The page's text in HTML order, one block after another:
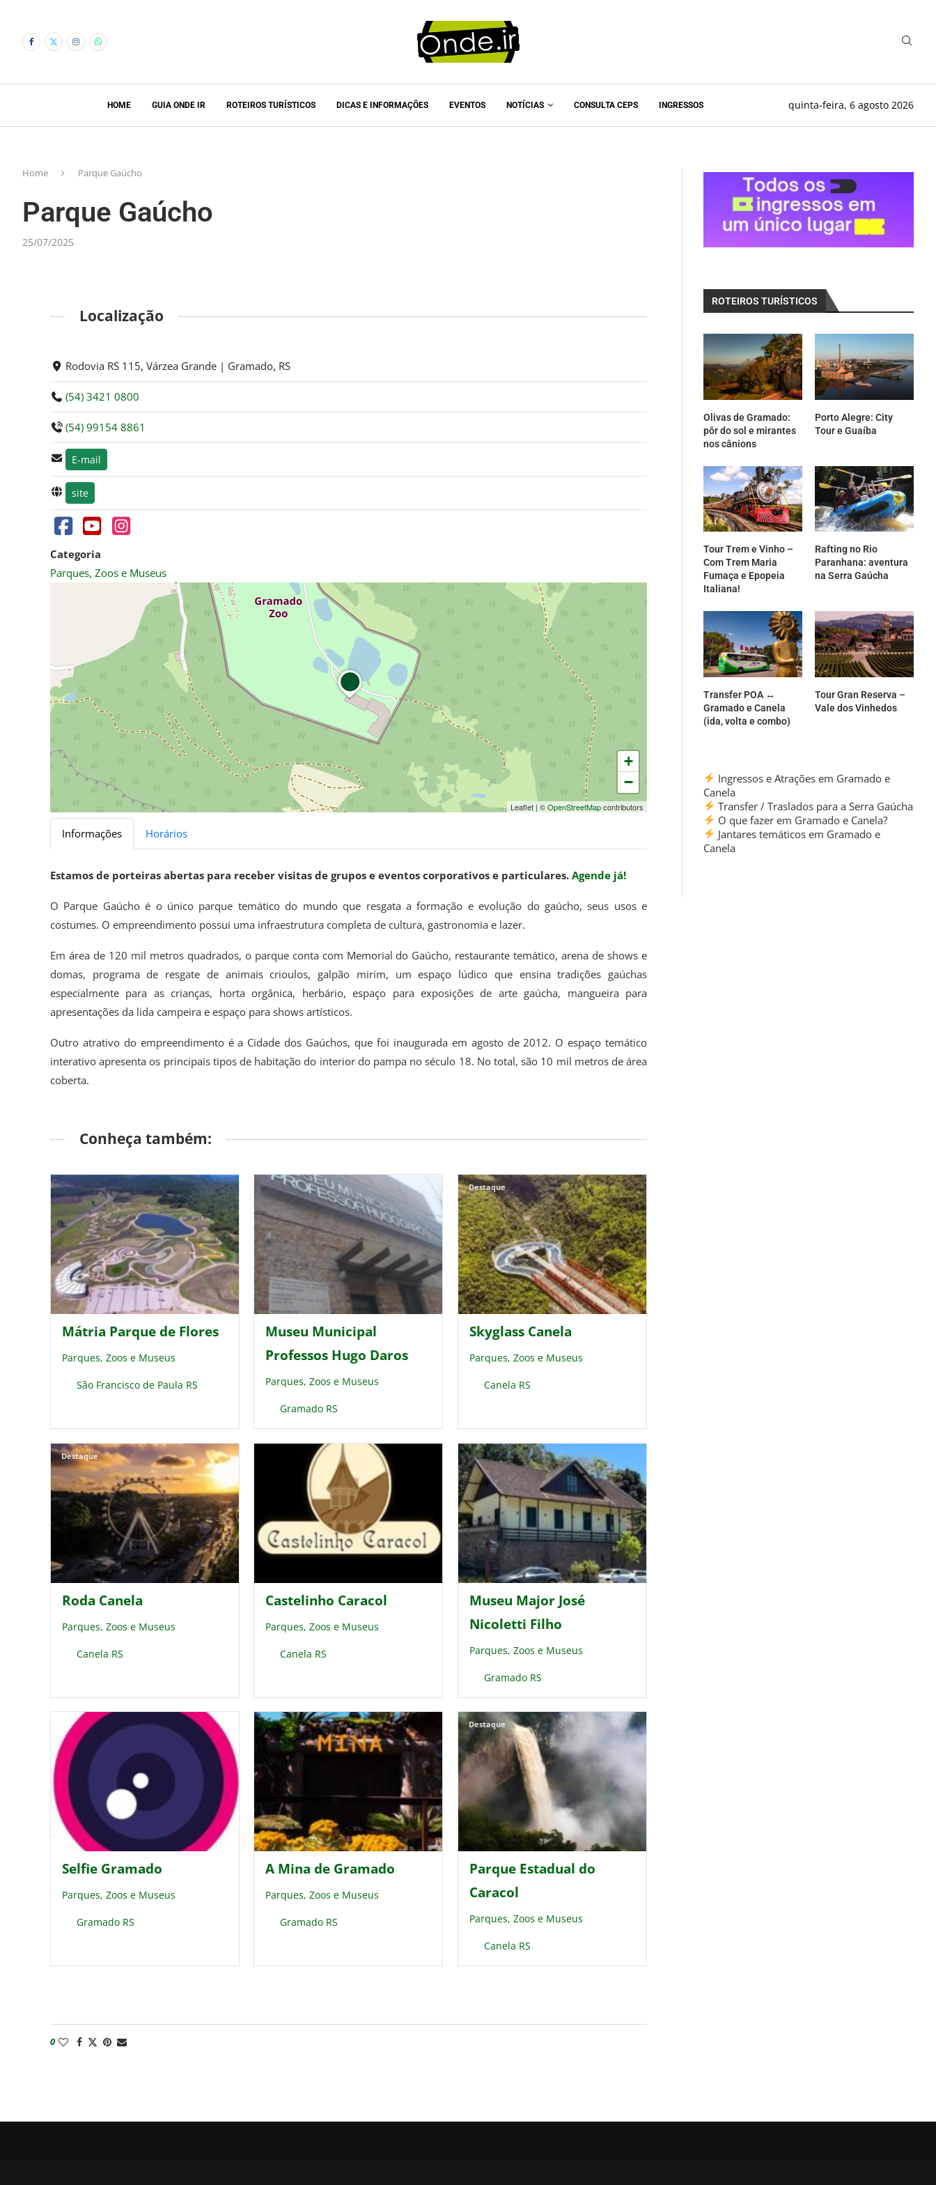
HOME GUIA ONDE IR ROTEIROS TURÍSTICOS DICAS E INFORMAÇÕES EVENTOS NOTÍCIAS CONSULTA CEPS INGRESSOS quinta-feira, 6 agosto 2026
Home Parque Gaúcho
Parque Gaúcho
25/07/2025
Localização
Rodovia RS 115, Várzea Grande | Gramado, RS
(54) 3421 0800
(54) 99154 8861
E-mail
site
Categoria
Parques, Zoos e Museus
+
−
Leaflet | ©OpenStreetMapcontributors
Informações Horários
Estamos de porteiras abertas para receber visitas de grupos e eventos corporativos e particulares. Agende já!
O Parque Gaúcho é o único parque temático do mundo que resgata a formação e evolução do gaúcho, seus usos e
costumes. O empreendimento possui uma infraestrutura completa de cultura, gastronomia e lazer.
Em área de 120 mil metros quadrados, o parque conta com Memorial do Gaúcho, restaurante temático, arena de shows e
domas, programa de resgate de animais crioulos, galpão mirim, um espaço lúdico que ensina tradições gaúchas
especialmente para as crianças, horta orgânica, herbário, espaço para exposições de arte gaúcha, mangueira para
apresentações da lida campeira e espaço para shows artísticos.
Outro atrativo do empreendimento é a Cidade dos Gaúchos, que foi inaugurada em agosto de 2012. O espaço temático
interativo apresenta os principais tipos de habitação do interior do pampa no século 18. No total, são 10 mil metros de área
coberta.
Conheça também:
Mátria Parque de Flores
Parques, Zoos e Museus
São Francisco de Paula RS
Museu Municipal
Professos Hugo Daros
Parques, Zoos e Museus
Gramado RS
Skyglass Canela
Parques, Zoos e Museus
Canela RS
Destaque
Roda Canela
Parques, Zoos e Museus
Canela RS
Destaque
Castelinho Caracol
Parques, Zoos e Museus
Canela RS
Museu Major José
Nicoletti Filho
Parques, Zoos e Museus
Gramado RS
Selfie Gramado
Parques, Zoos e Museus
Gramado RS
A Mina de Gramado
Parques, Zoos e Museus
Gramado RS
Parque Estadual do
Caracol
Parques, Zoos e Museus
Canela RS
Destaque
0
ROTEIROS TURÍSTICOS
Olivas de Gramado:
pôr do sol e mirantes
nos cânions
Porto Alegre: City
Tour e Guaíba
Tour Trem e Vinho –
Com Trem Maria
Fumaça e Epopeia
Italiana!
Rafting no Rio
Paranhana: aventura
na Serra Gaúcha
Transfer POA ↔
Gramado e Canela
(ida, volta e combo)
Tour Gran Reserva –
Vale dos Vinhedos
Ingressos e Atrações em Gramado e
Canela
Transfer / Traslados para a Serra Gaúcha
O que fazer em Gramado e Canela?
Jantares temáticos em Gramado e
Canela